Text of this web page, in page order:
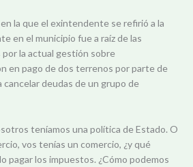
la que el exintendente se refirió a la
en el municipio fue a raíz de las
por la actual gestión sobre
en pago de dos terrenos por parte de
cancelar deudas de un grupo de
teníamos una política de Estado. O
vos tenías un comercio, ¿y qué
pagar los impuestos. ¿Cómo podemos